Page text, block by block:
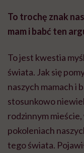
To trochę znak
mam i babć ten
To jest kwestia
świata. Jak się
naszych mamach i
stosunkowo
rodzinnym
pokoleniach
tego świata.